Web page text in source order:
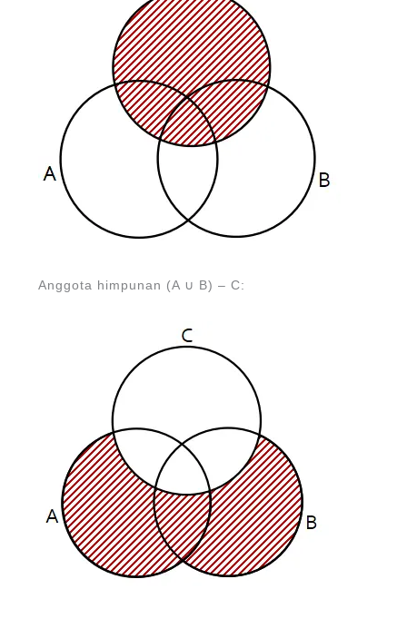
Anggota himpunan (A ∪ B) – C: